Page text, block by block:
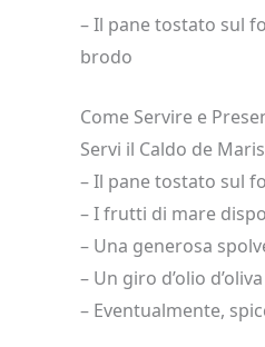
– Il pane tostato sul
brodo
Come Servire e
Servi il Caldo de
– Il pane tostato sul
– I frutti di mare
– Una generosa
– Un giro d’olio
– Eventualmente,